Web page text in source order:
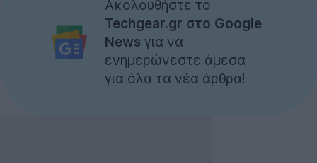
Ακολουθήστε το
Techgear.gr στο Google
News για να
ενημερώνεστε άμεσα
για όλα τα νέα άρθρα!